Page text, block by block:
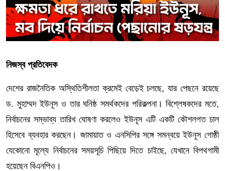
নিজস্ব প্রতিবেদক
দেশের রাজনৈতিক অস্থিতিশীলতা ক্রমেই বেড়েই চলছে, যার পেছনে রয়েছে
ড. মুহাম্মদ ইউনূস ও তার ঘনিষ্ঠ সমর্থকদের পরিকল্পনা। বিশ্লেষকদের মতে,
নির্বাচনের সম্ভাব্য তারিখ ঘোষণা করলেও ইউনূস এটি একটি কৌশলগত চাল
হিসেবে ব্যবহার করছেন। জামায়াত ও এনসিপির সঙ্গে সমন্বয়ে ইউনূস গোষ্ঠী
যেকোনো মূল্যে নির্বাচনের সময়সূচি পিছিয়ে দিতে চাইছে, যেখানে বিপথগামী
হয়েছেন বিএনপিও।